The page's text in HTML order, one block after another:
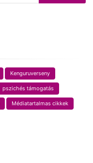
Kenguruverseny
pszichés támogatás
Médiatartalmas cikkek